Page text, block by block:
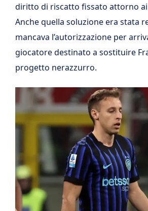
diritto di riscatto fissato attorno
Anche quella soluzione era stata
mancava l’autorizzazione per
giocatore destinato a sostituire
progetto nerazzurro.